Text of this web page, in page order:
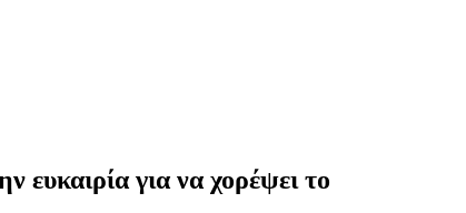
ευκαιρία για να χορέψει το